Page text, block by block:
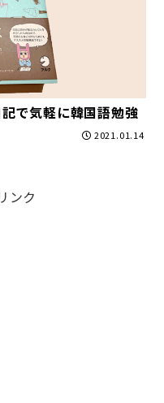
で気軽に韓国語勉強
2021.01.14
ンク